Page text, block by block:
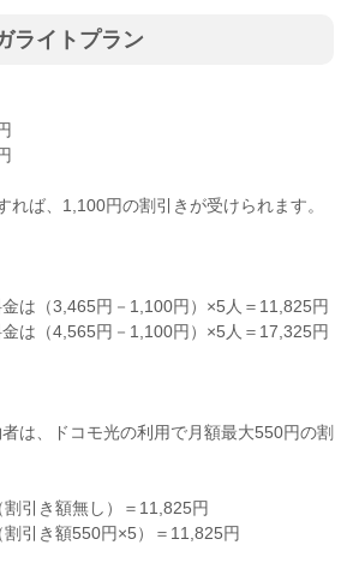
ライトプラン
れば、1,100円の割引きが受けられます。
は（3,465円－1,100円）×5人＝11,825円
は（4,565円－1,100円）×5人＝17,325円
は、ドコモ光の利用で月額最大550円の割
引き額無し）＝11,825円
引き額550円×5）＝11,825円